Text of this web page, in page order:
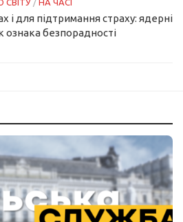
СВІТУ / НА ЧАСІ
і для підтримання страху: ядерні
ознака безпорадності